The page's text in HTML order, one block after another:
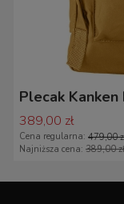
Plecak
389,00 zł
Cena regularna: 479,00
Najniższa cena: 389,00 zł